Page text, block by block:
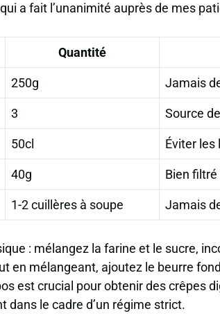
a fait l’unanimité auprès de mes
Quantité
250g Jamais
3 Source
50cl Éviter les
40g Bien filtré
1-2 cuillères à soupe Jamais
: mélangez la farine et le sucre,
en mélangeant, ajoutez le beurre
est crucial pour obtenir des crêpes
le cadre d’un régime strict.